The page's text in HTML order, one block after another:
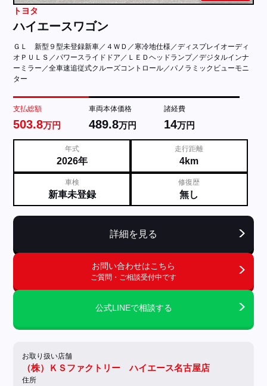
トヨタ
ハイエースワゴン
ＧＬ 新型９型未登録新車／４ＷＤ／寒冷地仕様／ディスプレイオーディ
オＰＵＬＳ／パワースライドドア／ＬＥＤヘッドランプ／デジタルインナ
ーミラー／全車速追従式クルーズコントロール／パノラミックビューモニ
ター
支払総額
503.8万円
車両本体価格
489.8万円
諸経費
14万円
年式
2026年
走行距離
4km
車検
新車未登録
修復歴
無し
詳細を見る
お問い合わせはこちら
ご質問・ご相談受付中です
公式LINEで相談する
お取り扱い店舗
（株）ＫＳファクトリー ハイエース名古屋店
住所